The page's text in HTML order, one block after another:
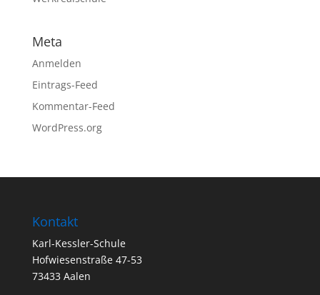
Meta
Anmelden
Eintrags-Feed
Kommentar-Feed
WordPress.org
Kontakt
Karl-Kessler-Schule
Hofwiesenstraße 47-53
73433 Aalen